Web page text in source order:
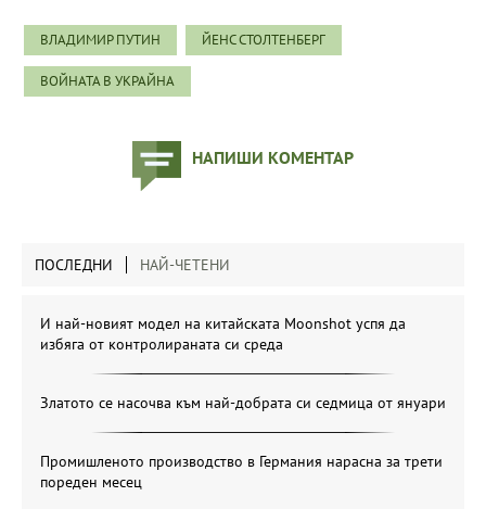
ВЛАДИМИР ПУТИН ЙЕНС СТОЛТЕНБЕРГ
ВОЙНАТА В УКРАЙНА
НАПИШИ КОМЕНТАР
ПОСЛЕДНИ НАЙ-ЧЕТЕНИ
И най-новият модел на китайската Moonshot успя да
избяга от контролираната си среда
Златото се насочва към най-добрата си седмица от януари
Промишленото производство в Германия нарасна за трети
пореден месец